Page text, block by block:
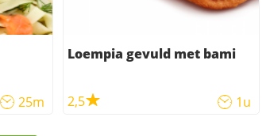
25m
Loempia gevuld met bami
2,5 1u